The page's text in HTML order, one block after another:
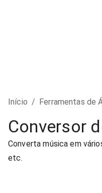
Início / Ferramentas de
Conversor
Converta música em
etc.